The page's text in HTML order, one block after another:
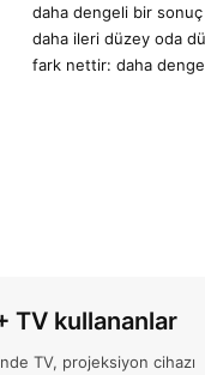
daha dengeli bir
daha ileri düzey oda
fark nettir: daha
TV kullananlar
TV, projeksiyon cihazı